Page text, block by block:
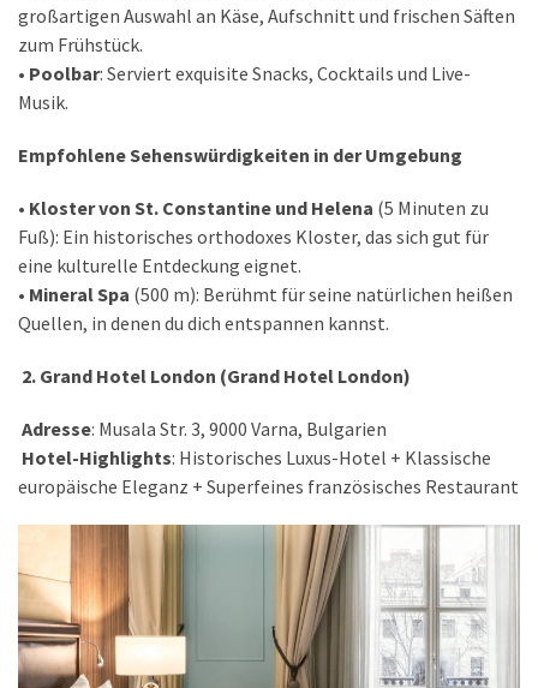
großartigen Auswahl an Käse, Aufschnitt und frischen Säften
zum Frühstück.
• Poolbar: Serviert exquisite Snacks, Cocktails und Live-
Musik.
Empfohlene Sehenswürdigkeiten in der Umgebung
• Kloster von St. Constantine und Helena (5 Minuten zu
Fuß): Ein historisches orthodoxes Kloster, das sich gut für
eine kulturelle Entdeckung eignet.
• Mineral Spa (500 m): Berühmt für seine natürlichen heißen
Quellen, in denen du dich entspannen kannst.
2. Grand Hotel London (Grand Hotel London)
Adresse: Musala Str. 3, 9000 Varna, Bulgarien
Hotel-Highlights: Historisches Luxus-Hotel + Klassische
europäische Eleganz + Superfeines französisches Restaurant